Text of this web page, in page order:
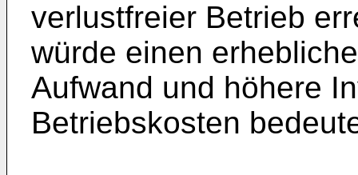
verlustfreier Betrieb
würde einen
Aufwand und höhere
Betriebskosten